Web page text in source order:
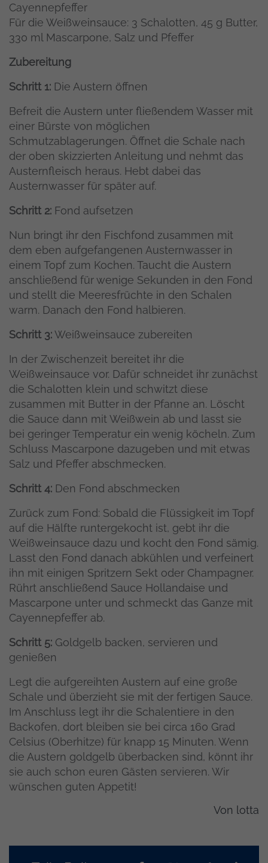
Cayennepfeffer
Für die Weißweinsauce: 3 Schalotten, 45 g Butter,
330 ml Mascarpone, Salz und Pfeffer
Zubereitung
Schritt 1: Die Austern öffnen
Befreit die Austern unter fließendem Wasser mit
einer Bürste von möglichen
Schmutzablagerungen. Öffnet die Schale nach
der oben skizzierten Anleitung und nehmt das
Austernfleisch heraus. Hebt dabei das
Austernwasser für später auf.
Schritt 2: Fond aufsetzen
Nun bringt ihr den Fischfond zusammen mit
dem eben aufgefangenen Austernwasser in
einem Topf zum Kochen. Taucht die Austern
anschließend für wenige Sekunden in den Fond
und stellt die Meeresfrüchte in den Schalen
warm. Danach den Fond halbieren.
Schritt 3:Weißweinsauce zubereiten
In der Zwischenzeit bereitet ihr die
Weißweinsauce vor. Dafür schneidet ihr zunächst
die Schalotten klein und schwitzt diese
zusammen mit Butter in der Pfanne an. Löscht
die Sauce dann mit Weißwein ab und lasst sie
bei geringer Temperatur ein wenig köcheln. Zum
Schluss Mascarpone dazugeben und mit etwas
Salz und Pfeffer abschmecken.
Schritt 4: Den Fond abschmecken
Zurück zum Fond: Sobald die Flüssigkeit im Topf
auf die Hälfte runtergekocht ist, gebt ihr die
Weißweinsauce dazu und kocht den Fond sämig.
Lasst den Fond danach abkühlen und verfeinert
ihn mit einigen Spritzern Sekt oder Champagner.
Rührt anschließend Sauce Hollandaise und
Mascarpone unter und schmeckt das Ganze mit
Cayennepfeffer ab.
Schritt 5: Goldgelb backen, servieren und
genießen
Legt die aufgereihten Austern auf eine große
Schale und überzieht sie mit der fertigen Sauce.
Im Anschluss legt ihr die Schalentiere in den
Backofen, dort bleiben sie bei circa 160 Grad
Celsius (Oberhitze) für knapp 15 Minuten. Wenn
die Austern goldgelb überbacken sind, könnt ihr
sie auch schon euren Gästen servieren. Wir
wünschen guten Appetit!
Von lotta